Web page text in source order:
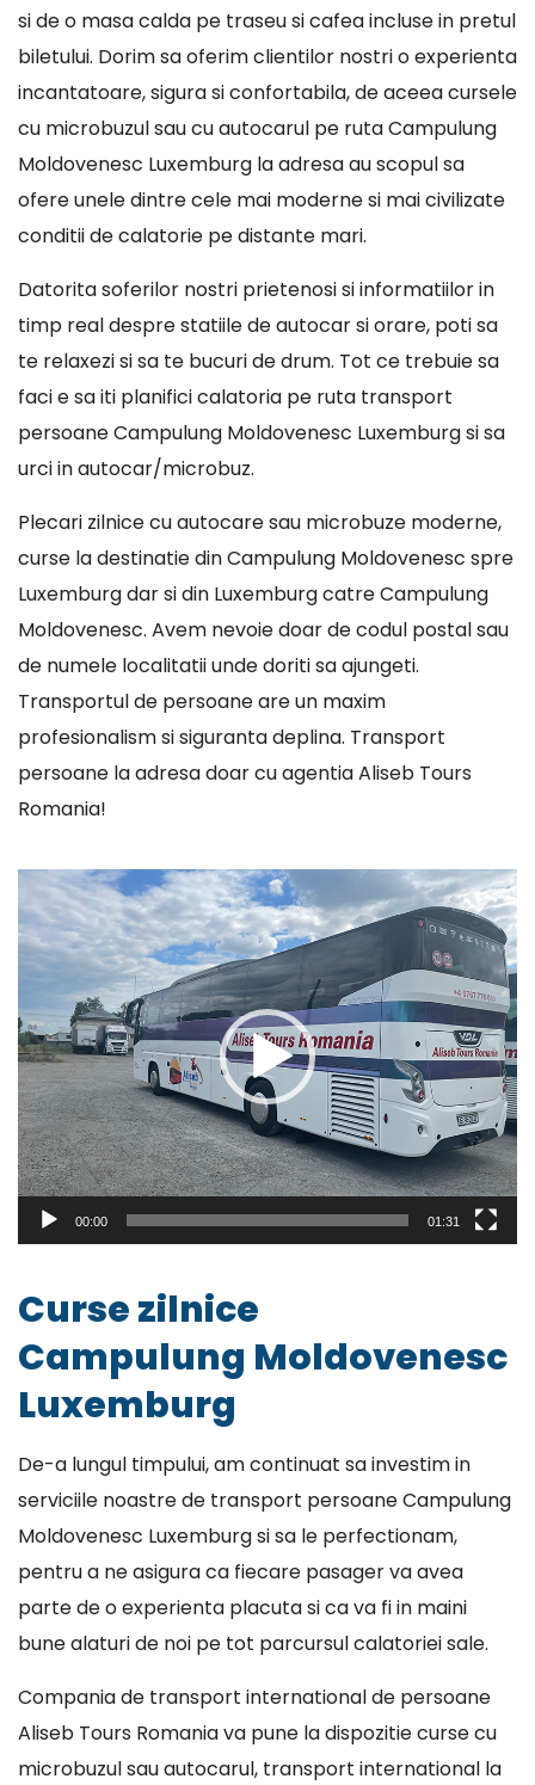
si de o masa calda pe traseu si cafea incluse in pretul
biletului. Dorim sa oferim clientilor nostri o experienta
incantatoare, sigura si confortabila, de aceea cursele
cu microbuzul sau cu autocarul pe ruta Campulung
Moldovenesc Luxemburg la adresa au scopul sa
ofere unele dintre cele mai moderne si mai civilizate
conditii de calatorie pe distante mari.
Datorita soferilor nostri prietenosi si informatiilor in
timp real despre statiile de autocar si orare, poti sa
te relaxezi si sa te bucuri de drum. Tot ce trebuie sa
faci e sa iti planifici calatoria pe ruta transport
persoane Campulung Moldovenesc Luxemburg si sa
urci in autocar/microbuz.
Plecari zilnice cu autocare sau microbuze moderne,
curse la destinatie din Campulung Moldovenesc spre
Luxemburg dar si din Luxemburg catre Campulung
Moldovenesc. Avem nevoie doar de codul postal sau
de numele localitatii unde doriti sa ajungeti.
Transportul de persoane are un maxim
profesionalism si siguranta deplina. Transport
persoane la adresa doar cu agentia Aliseb Tours
Romania!
Player
video
00:00 01:31
Curse zilnice
Campulung Moldovenesc
Luxemburg
De-a lungul timpului, am continuat sa investim in
serviciile noastre de transport persoane Campulung
Moldovenesc Luxemburg si sa le perfectionam,
pentru a ne asigura ca fiecare pasager va avea
parte de o experienta placuta si ca va fi in maini
bune alaturi de noi pe tot parcursul calatoriei sale.
Compania de transport international de persoane
Aliseb Tours Romania va pune la dispozitie curse cu
microbuzul sau autocarul, transport international la